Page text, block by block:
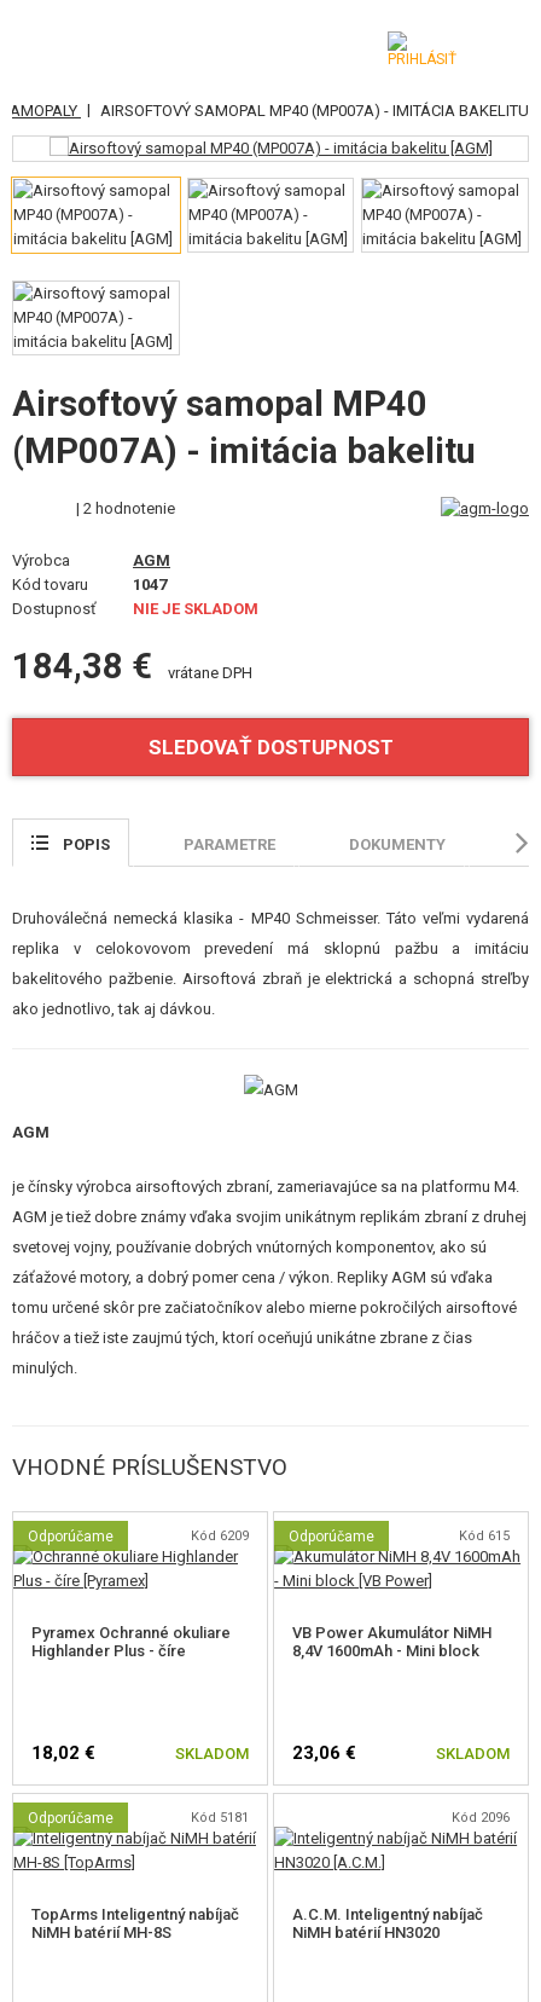
KATEGÓRIE
AIRSOFTOVÉ ZBRANE
VZDUCHOVÉ ZBRANE, PRAKY
GRANÁTOMETY, GRANÁTY
GULIČKY, PLYN
AKUMULÁTORY, NABÍJAČKY
ZÁSOBNÍKY, PLNIČKY
OKULIARE, MASKY
VÝSTROJ, UNIFORMY, PÚZDRA
MASKOVANIE, FARBY, PÁSKY
VYSIELAČKY, HEADSETY, KAMERY
DOPLNKY K ZBRANIAM, POPRUHY
NÁHRADNÉ DIELY ZBRANÍ, UPGRADE
OUTDOOR A BUSHCRAFT
POŠKODENÝ, POUŽITÝ TOVAR
NOVÝ TOVAR
ZĽAVY, AKCIE
| AIRSOFTOVÝ SAMOPAL MP40 (MP007A) - IMITÁCIA BAKELITU
Airsoftový samopal MP40
(MP007A) - imitácia bakelitu
| 2 hodnotenie
Výrobca
AGM
Kód tovaru
1047
Dostupnosť
NIE JE SKLADOM
184,38 € vrátane DPH
SLEDOVAŤ DOSTUPNOST
POPIS PARAMETRE DOKUMENTY
Druhoválečná nemecká klasika - MP40 Schmeisser. Táto veľmi vydarená
replika v celokovovom prevedení má sklopnú pažbu a imitáciu
bakelitového pažbenie. Airsoftová zbraň je elektrická a schopná streľby
ako jednotlivo, tak aj dávkou.
AGM
je čínsky výrobca airsoftových zbraní, zameriavajúce sa na platformu M4.
AGM je tiež dobre známy vďaka svojim unikátnym replikám zbraní z druhej
svetovej vojny, používanie dobrých vnútorných komponentov, ako sú
záťažové motory, a dobrý pomer cena / výkon. Repliky AGM sú vďaka
tomu určené skôr pre začiatočníkov alebo mierne pokročilých airsoftové
hráčov a tiež iste zaujmú tých, ktorí oceňujú unikátne zbrane z čias
minulých.
VHODNÉ PRÍSLUŠENSTVO
Odporúčame Kód 6209
Pyramex Ochranné okuliare
Highlander Plus - číre
18,02 € SKLADOM
Odporúčame Kód 615
VB Power Akumulátor NiMH
8,4V 1600mAh - Mini block
23,06 € SKLADOM
Odporúčame Kód 5181
TopArms Inteligentný nabíjač
NiMH batérií MH-8S
Kód 2096
A.C.M. Inteligentný nabíjač
NiMH batérií HN3020